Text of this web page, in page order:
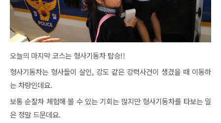
오늘의 마지막 코스는 형사기동차 탑승!!
형사기동차는 형사들이 살인, 강도 같은 강력사건이 생겼을 때 이동하
는 차량인데요.
보통 순찰차 체험해 볼 수 있는 기회는 많지만 형사기동차를 타보는 일
은 정말 드문데요.